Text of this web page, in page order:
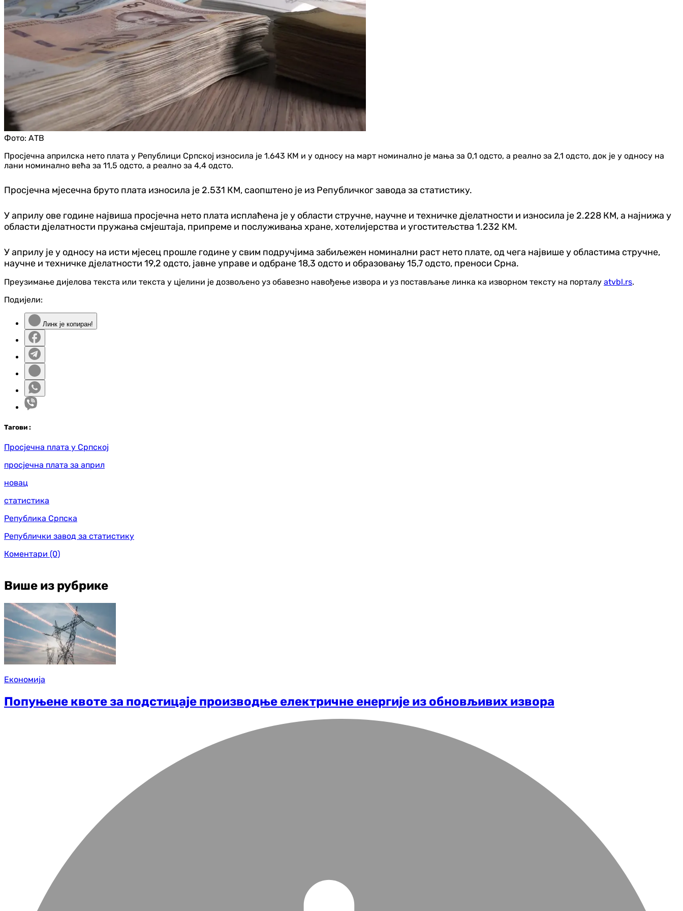
Фото: АТВ
Просјечна априлска нето плата у Републици Српској износила је 1.643 КМ и у односу на март номинално је мања за 0,1 одсто, а реално за 2,1 одсто, док је у односу на
лани номинално већа за 11,5 одсто, а реално за 4,4 одсто.
Просјечна мјесечна бруто плата износила је 2.531 КМ, саопштено је из Републичког завода за статистику.
У априлу ове године највиша просјечна нето плата исплаћена је у области стручне, научне и техничке д‌јелатности и износила је 2.228 КМ, а најнижа у
области д‌јелатности пружања смјештаја, припреме и послуживања хране, хотелијерства и угоститељства 1.232 КМ.
У априлу је у односу на исти мјесец прошле године у свим подручјима забиљежен номинални раст нето плате, од чега највише у областима стручне,
научне и техничке д‌јелатности 19,2 одсто, јавне управе и одбране 18,3 одсто и образовању 15,7 одсто, преноси Срна.
Преузимање дијелова текста или текста у цјелини је дозвољено уз обавезно навођење извора и уз постављање линка ка изворном тексту на порталу atvbl.rs.
Подијели:
Линк је копиран!
Тагови :
Просјечна плата у Српској
просјечна плата за април
новац
статистика
Република Српска
Републички завод за статистику
Коментари (0)
Више из рубрике
Економија
Попуњене квоте за подстицаје производње електричне енергије из обновљивих извора